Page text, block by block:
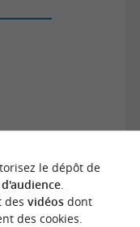
le dépôt de
.
des vidéosdont
des cookies.